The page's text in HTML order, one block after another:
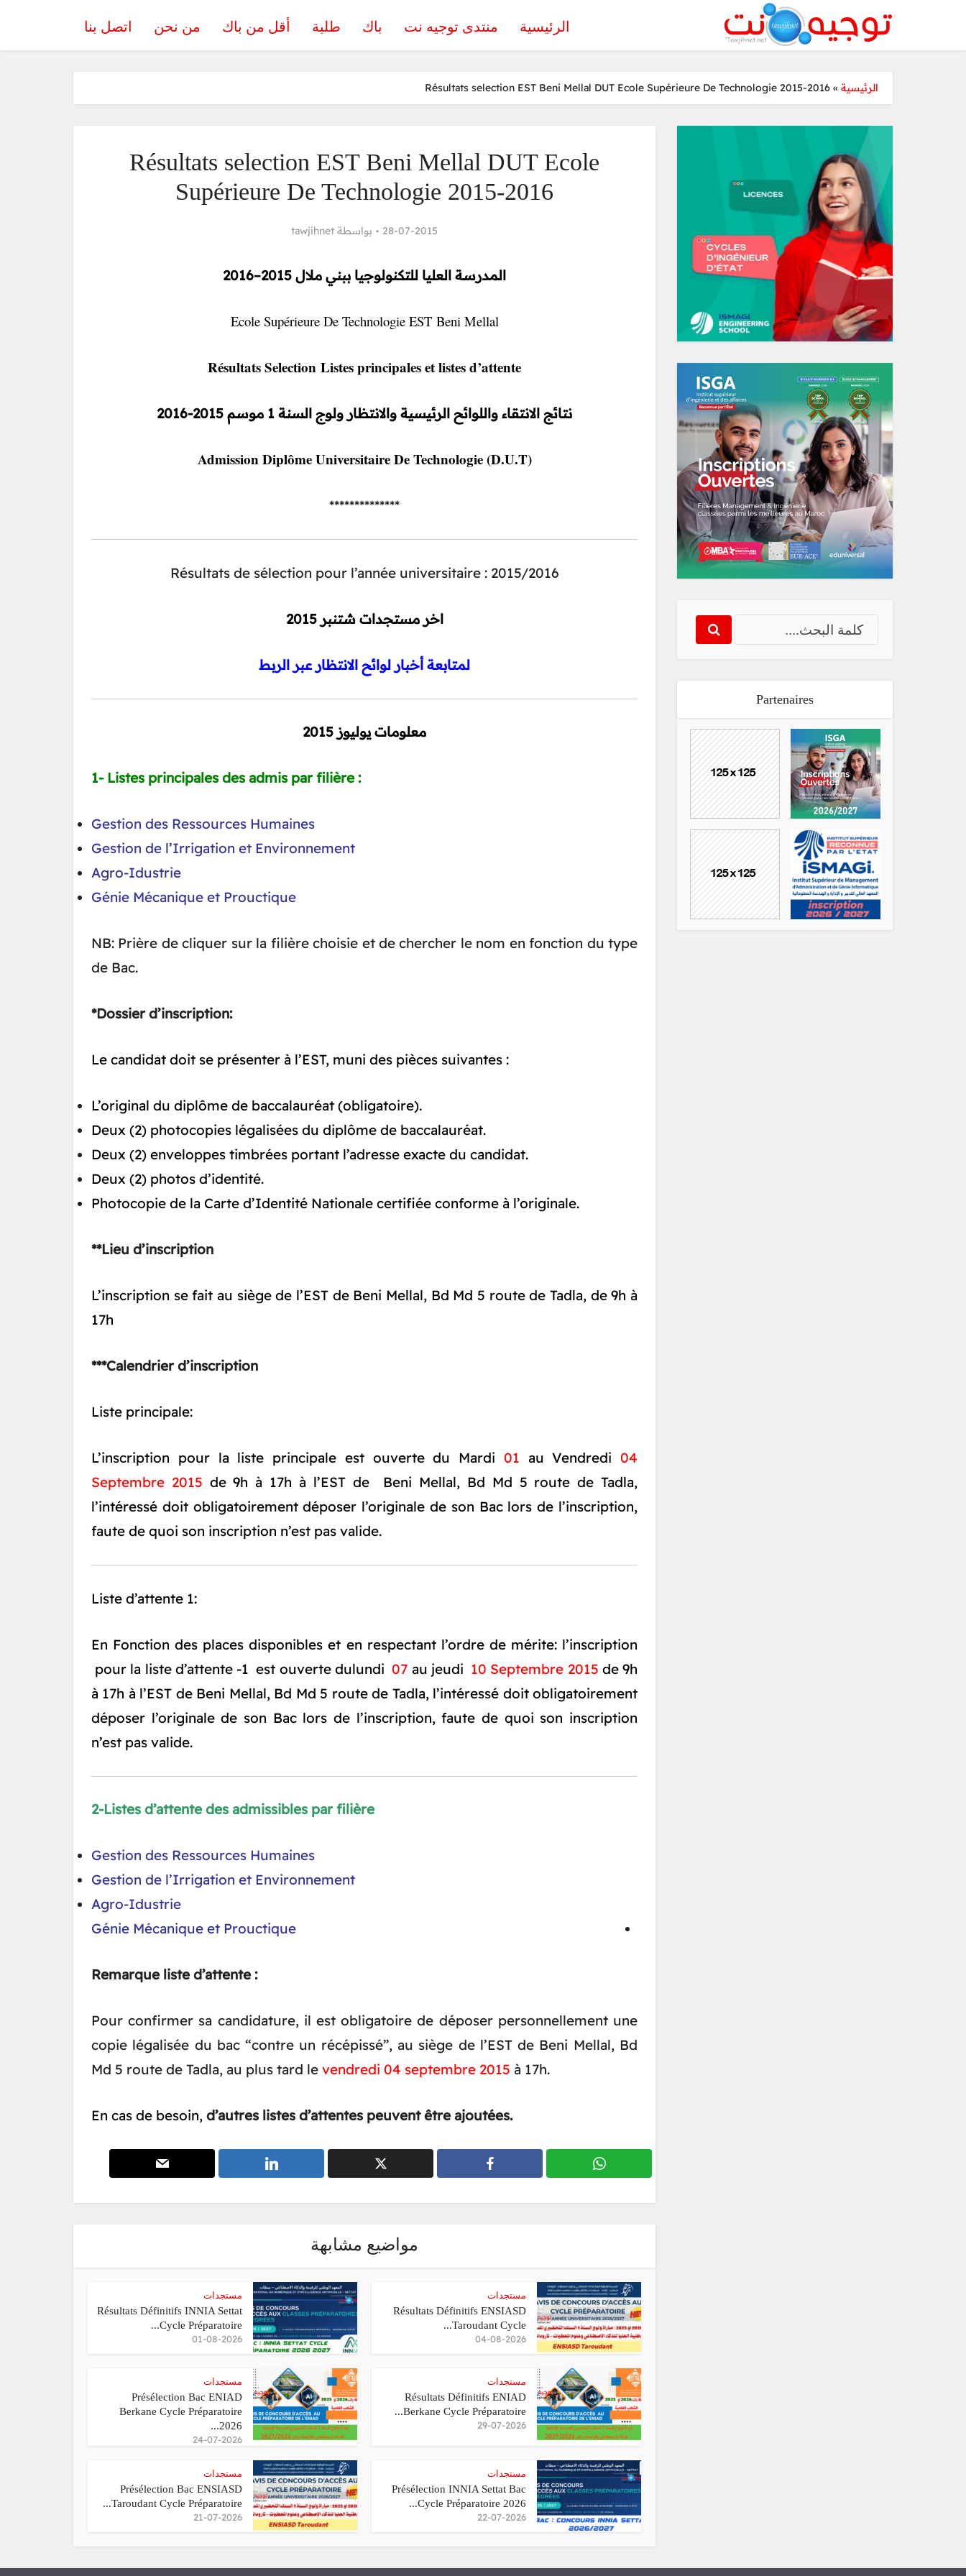
الرئيسية منتدى توجيه نت باك طلبة أقل من باك من نحن اتصل بنا
الرئيسية »
Résultats selection EST Beni Mellal DUT Ecole Supérieure De Technologie 2015-2016
Résultats selection EST Beni Mellal DUT Ecole
Supérieure De Technologie 2015-2016
28-07-2015 بواسطة tawjihnet
المدرسة العليا للتكنولوجيا ببني ملال 2015–2016
Ecole Supérieure De Technologie EST Beni Mellal
Résultats Selection Listes principales et listes d’attente
نتائج الانتقاء واللوائح الرئيسية والانتظار ولوج السنة 1 موسم 2015-2016
Admission Diplôme Universitaire De Technologie (D.U.T)
**************
Résultats de sélection pour l’année universitaire : 2015/2016
اخر مستجدات شتنبر 2015
لمتابعة أخبار لوائح الانتظار عبر الربط
معلومات يوليوز 2015
1- Listes principales des admis par filière :
Gestion des Ressources Humaines
Gestion de l’Irrigation et Environnement
Agro-Idustrie
Génie Mécanique et Prouctique
NB: Prière de cliquer sur la filière choisie et de chercher le nom en fonction du type
de Bac.
*Dossier d’inscription:
Le candidat doit se présenter à l’EST, muni des pièces suivantes :
L’original du diplôme de baccalauréat (obligatoire).
Deux (2) photocopies légalisées du diplôme de baccalauréat.
Deux (2) enveloppes timbrées portant l’adresse exacte du candidat.
Deux (2) photos d’identité.
Photocopie de la Carte d’Identité Nationale certifiée conforme à l’originale.
**Lieu d’inscription
L’inscription se fait au siège de l’EST de Beni Mellal, Bd Md 5 route de Tadla, de 9h à
17h
***Calendrier d’inscription
Liste principale:
L’inscription pour la liste principale est ouverte du Mardi 01 au Vendredi 04
Septembre 2015 de 9h à 17h à l’EST de Beni Mellal, Bd Md 5 route de Tadla,
l’intéressé doit obligatoirement déposer l’originale de son Bac lors de l’inscription,
faute de quoi son inscription n’est pas valide.
Liste d’attente 1:
En Fonction des places disponibles et en respectant l’ordre de mérite: l’inscription
pour la liste d’attente -1 est ouverte dulundi07 au jeudi 10 Septembre 2015 de 9h
à 17h à l’EST de Beni Mellal, Bd Md 5 route de Tadla, l’intéressé doit obligatoirement
déposer l’originale de son Bac lors de l’inscription, faute de quoi son inscription
n’est pas valide.
2-Listes d’attente des admissibles par filière
Gestion des Ressources Humaines
Gestion de l’Irrigation et Environnement
Agro-Idustrie
Génie Mécanique et Prouctique
Remarque liste d’attente :
Pour confirmer sa candidature, il est obligatoire de déposer personnellement une
copie légalisée du bac “contre un récépissé”, au siège de l’EST de Beni Mellal, Bd
Md 5 route de Tadla, au plus tard le vendredi 04 septembre 2015 à 17h.
En cas de besoin, d’autres listes d’attentes peuvent être ajoutées.
مواضيع مشابهة
مستجدات
Résultats Définitifs ENSIASD
Taroudant Cycle...
04-08-2026
مستجدات
Résultats Définitifs INNIA Settat
Cycle Préparatoire...
01-08-2026
مستجدات
Résultats Définitifs ENIAD
Berkane Cycle Préparatoire...
29-07-2026
مستجدات
Présélection Bac ENIAD
Berkane Cycle Préparatoire
2026...
24-07-2026
مستجدات
Présélection INNIA Settat Bac
Cycle Préparatoire 2026...
22-07-2026
مستجدات
Présélection Bac ENSIASD
Taroudant Cycle Préparatoire...
21-07-2026
Partenaires